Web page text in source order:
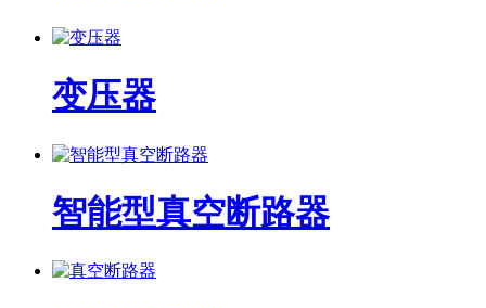
变压器
智能型真空断路器